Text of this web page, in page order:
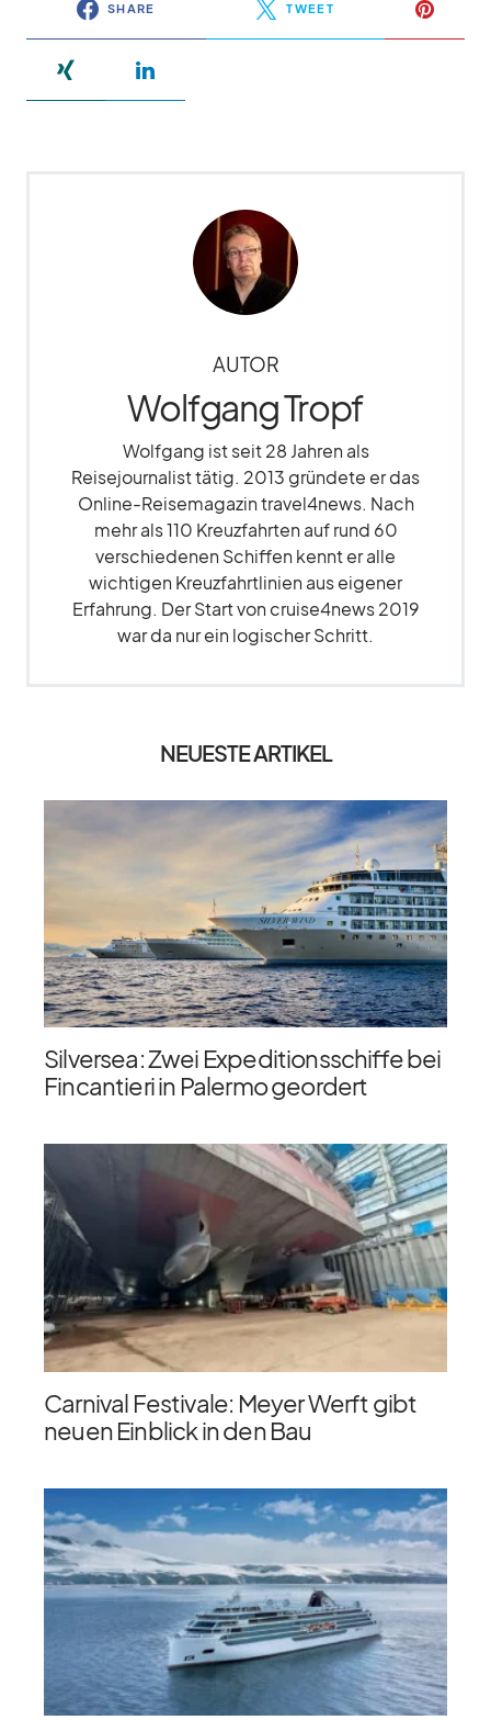
SHARE TWEET
AUTOR
Wolfgang Tropf
Wolfgang ist seit 28 Jahren als
Reisejournalist tätig. 2013 gründete er das
Online-Reisemagazin travel4news. Nach
mehr als 110 Kreuzfahrten auf rund 60
verschiedenen Schiffen kennt er alle
wichtigen Kreuzfahrtlinien aus eigener
Erfahrung. Der Start von cruise4news 2019
war da nur ein logischer Schritt.
NEUESTE ARTIKEL
Silversea: Zwei Expeditionsschiffe bei
Fincantieri in Palermo geordert
Carnival Festivale: Meyer Werft gibt
neuen Einblick in den Bau